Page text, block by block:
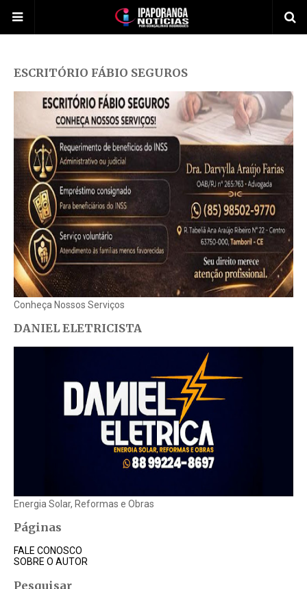
ESCRITÓRIO FÁBIO SEGUROS
Conheça Nossos Serviços
DANIEL ELETRICISTA
Energia Solar, Reformas e Obras
Páginas
FALE CONOSCO
SOBRE O AUTOR
Pesquisar